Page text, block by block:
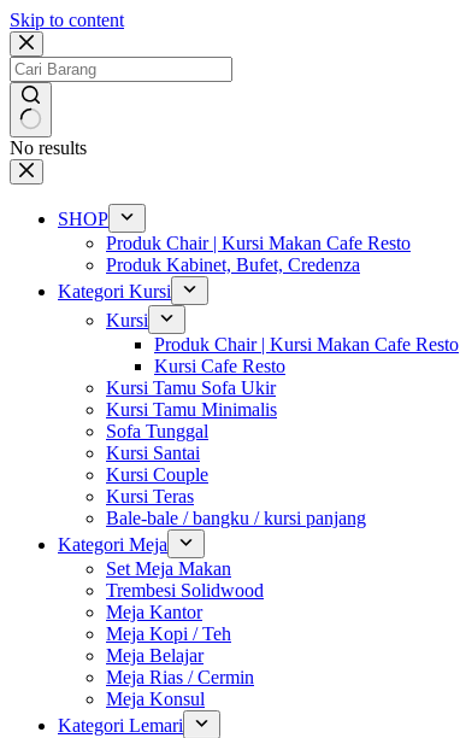
Skip to content
No results
SHOP
Produk Chair | Kursi Makan Cafe Resto
Produk Kabinet, Bufet, Credenza
Kategori Kursi
Kursi
Produk Chair | Kursi Makan Cafe Resto
Kursi Cafe Resto
Kursi Tamu Sofa Ukir
Kursi Tamu Minimalis
Sofa Tunggal
Kursi Santai
Kursi Couple
Kursi Teras
Bale-bale / bangku / kursi panjang
Kategori Meja
Set Meja Makan
Trembesi Solidwood
Meja Kantor
Meja Kopi / Teh
Meja Belajar
Meja Rias / Cermin
Meja Konsul
Kategori Lemari